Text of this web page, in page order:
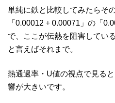
単純に鉄と比較してみたらそ
「0.00012 + 0.00071」の「
で、ここが伝熱を阻害してい
と言えばそれまで。
熱通過率・U値の視点で見ると
響が大きいです。